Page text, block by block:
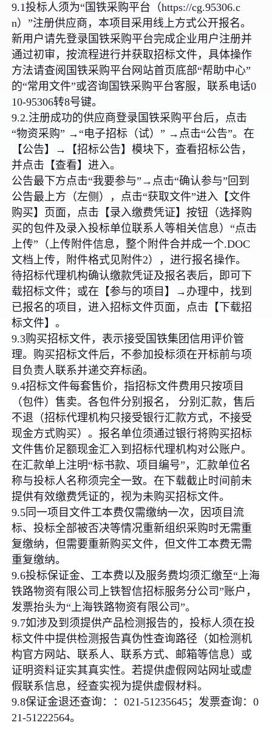
9.1投标人须为“国铁采购平台（https://cg.95306.c
n）”注册供应商，本项目采用线上方式公开报名。
新用户请先登录国铁采购平台完成企业用户注册并
通过初审，按流程进行并获取招标文件，具体操作
方法请查阅国铁采购平台网站首页底部“帮助中心”
的“常用文件”或咨询国铁采购平台客服，联系电话0
10-95306转8号键。
9.2.注册成功的供应商登录国铁采购平台后，点击
“物资采购” →“电子招标（试）” →点击“公告”。在
【公告】→【招标公告】模块下，查看招标公告，
并点击【查看】进入。
公告最下方点击“我要参与”→点击“确认参与”回到
公告最上方（左侧），点击“获取文件”进入【文件
购买】页面，点击【录入缴费凭证】按钮（选择购
买的包件及录入投标单位联系人等相关信息）“点击
上传”（上传附件信息，整个附件合并成一个.DOC
文档上传，附件格式见附件2），进行报名操作。
待招标代理机构确认缴款凭证及报名表后，即可下
载招标文件；或在【参与的项目】→办理中，找到
已报名的项目，进入招标文件页面，点击【下载招
标文件】。
9.3购买招标文件，表示接受国铁集团信用评价管
理。购买招标文件后，不参加投标须在开标前与项
目负责人联系并递交弃标函。
9.4招标文件每套售价，指招标文件费用只按项目
（包件）售卖。各包件分别报名， 分别汇款，售后
不退（招标代理机构只接受银行汇款方式，不接受
现金方式购买）。报名单位须通过银行将购买招标
文件售价足额现金汇入到招标代理机构对公账户。
在汇款单上注明“标书款、项目编号”，汇款单位名
称与投标人名称须完全一致。在下载截止时间前未
提供有效缴费凭证的，视为未购买招标文件。
9.5同一项目文件工本费仅需缴纳一次，因项目流
标、投标全部被否决等情况重新组织采购时无需重
复缴纳，但需要重新购买文件，但文件工本费无需
重复缴纳。
9.6投标保证金、工本费以及服务费均须汇缴至“上海
铁路物资有限公司上铁智信招标服务分公司”账户，
发票抬头为“上海铁路物资有限公司”。
9.7如涉及到须提供产品检测报告的，投标人须在投
标文件中提供检测报告真伪性查询路径（如检测机
构官方网站、联系人、联系方式、邮箱等信息）或
证明资料证实其真实性。若提供虚假网站网址或虚
假联系信息，经查实视为提供虚假材料。
9.8保证金退还查询：：021-51235645；发票查询：0
21-51222564。